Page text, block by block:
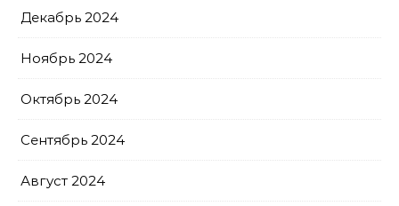
Декабрь 2024
Ноябрь 2024
Октябрь 2024
Сентябрь 2024
Август 2024